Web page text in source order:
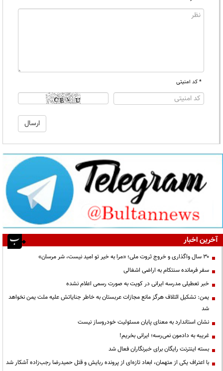
* کد امنیتی
آخرین اخبار
۳۰ سال واگذاری و خروج ثروت ملی؛ «مرا به خیر تو امید نیست، شر مرسان»
سفر فرمانده سنتکام به اراضی اشغالی
خبر تعطیلی مدرسه ایرانی در کویت به صورت رسمی اعلام نشده
یمن: تشکیل ائتلاف هرگز مانع مجازات عربستان به خاطر جنایاتش علیه ملت یمن نخواهد
شد
نشان استاندارد به معنای پایان مسئولیت خودروساز نیست
غریبه به دادمون نمی‌رسه؛ ایرانی بخریم!
بسته اینترنت رایگان برای خبرنگاران فعال شد
با اعتراف یکی از متهمان، ابعاد تازه‌ای از پرونده ربایش و قتل حمیدرضا رجب‌زاده آشکار شد